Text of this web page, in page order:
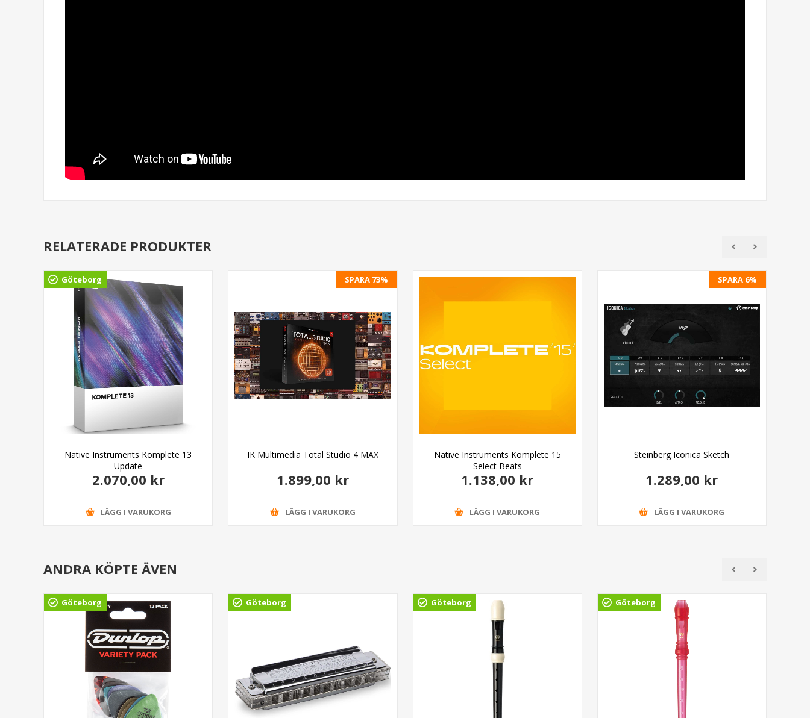
RELATERADE PRODUKTER
Göteborg
Native Instruments Komplete 13
Update
2.070,00 kr
LÄGG I VARUKORG
SPARA 73%
IK Multimedia Total Studio 4 MAX
1.899,00 kr
LÄGG I VARUKORG
Native Instruments Komplete 15
Select Beats
1.138,00 kr
LÄGG I VARUKORG
SPARA 6%
Steinberg Iconica Sketch
1.289,00 kr
LÄGG I VARUKORG
ANDRA KÖPTE ÄVEN
Göteborg Göteborg Göteborg Göteborg